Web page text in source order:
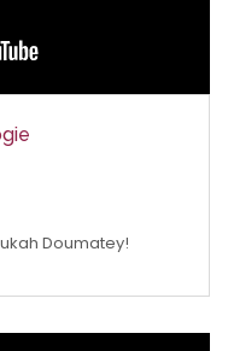
Doumatey!